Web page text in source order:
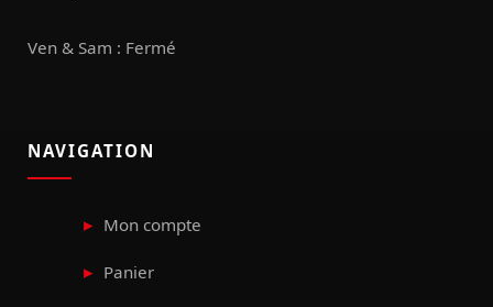
Ven & Sam : Fermé
NAVIGATION
Mon compte
Panier